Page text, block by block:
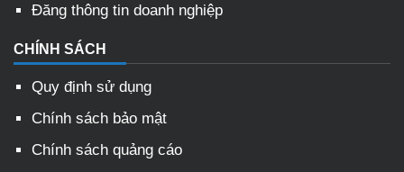
Đăng thông tin doanh nghiệp
CHÍNH SÁCH
Quy định sử dụng
Chính sách bảo mật
Chính sách quảng cáo